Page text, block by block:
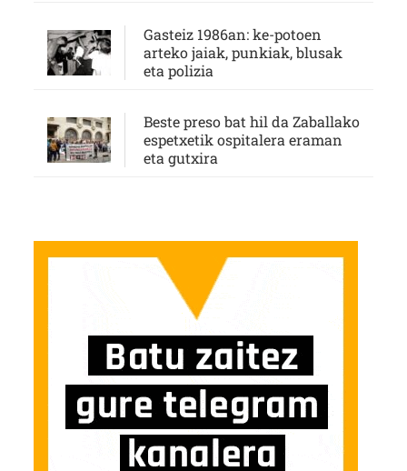
Gasteiz 1986an: ke-potoen
arteko jaiak, punkiak, blusak
eta polizia
Beste preso bat hil da Zaballako
espetxetik ospitalera eraman
eta gutxira